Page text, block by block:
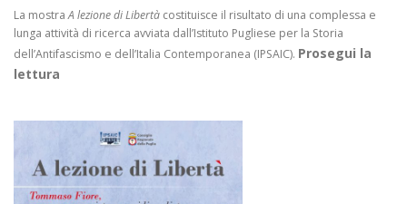
La mostraA lezione di Libertà costituisce il risultato di una complessa e
lunga attività di ricerca avviata dall’Istituto Pugliese per la Storia
dell’Antifascismo e dell’Italia Contemporanea (IPSAIC). Prosegui la
lettura